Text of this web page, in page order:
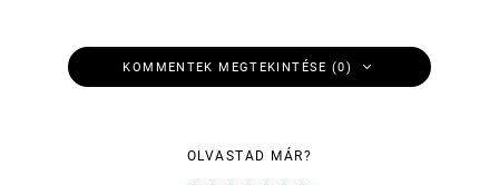
KOMMENTEK MEGTEKINTÉSE (0)
OLVASTAD MÁR?